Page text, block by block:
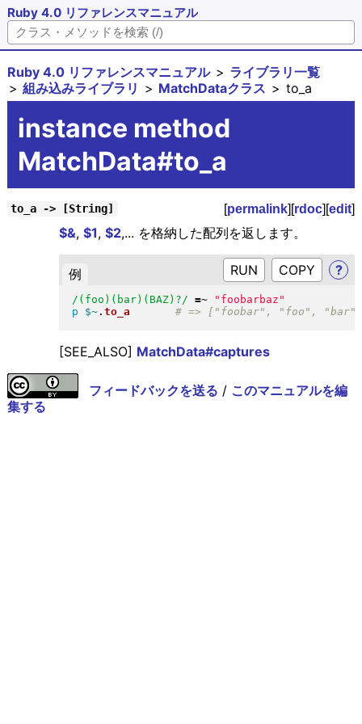
Ruby 4.0 リファレンスマニュアル
Ruby 4.0 リファレンスマニュアル
ライブラリ一覧
組み込みライブラリ
MatchDataクラス to_a
instance method
MatchData#to_a
to_a -> [String] [permalink][rdoc][edit]
$&, $1, $2,... を格納した配列を返します。
例 RUN ?
/(foo)(bar)(BAZ)?/ =~ " foobarbaz "
p
$~. to_a
[SEE_ALSO] MatchData#captures
フィードバックを送る / このマニュアルを編
集する